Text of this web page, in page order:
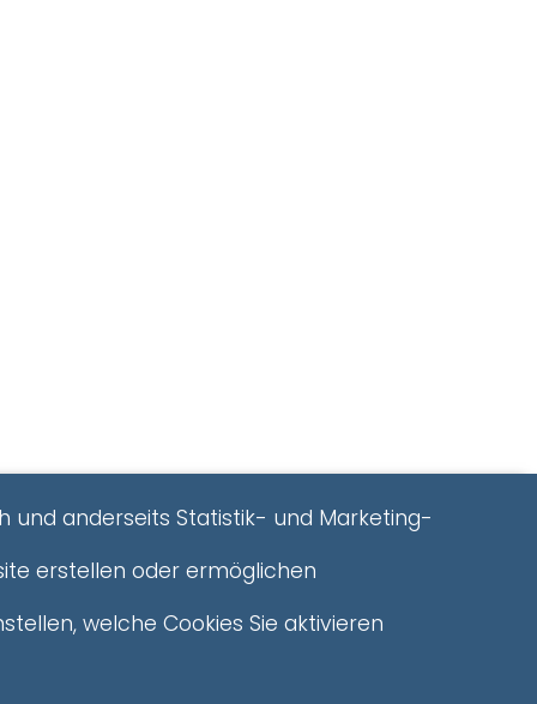
und anderseits Statistik- und Marketing-
erstellen oder ermöglichen
welche Cookies Sie aktivieren